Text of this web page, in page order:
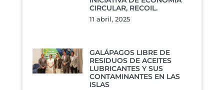
CIRCULAR, RECOIL.
11 abril, 2025
GALÁPAGOS LIBRE DE
RESIDUOS DE ACEITES
LUBRICANTES Y SUS
CONTAMINANTES EN LAS
ISLAS